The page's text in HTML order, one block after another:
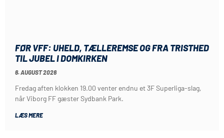
FØR VFF: UHELD, TÆLLEREMSE OG FRA TRISTHED
TIL JUBEL I DOMKIRKEN
6. AUGUST 2026
Fredag aften klokken 19.00 venter endnu et 3F Superliga-slag,
når Viborg FF gæster Sydbank Park.
LÆS MERE